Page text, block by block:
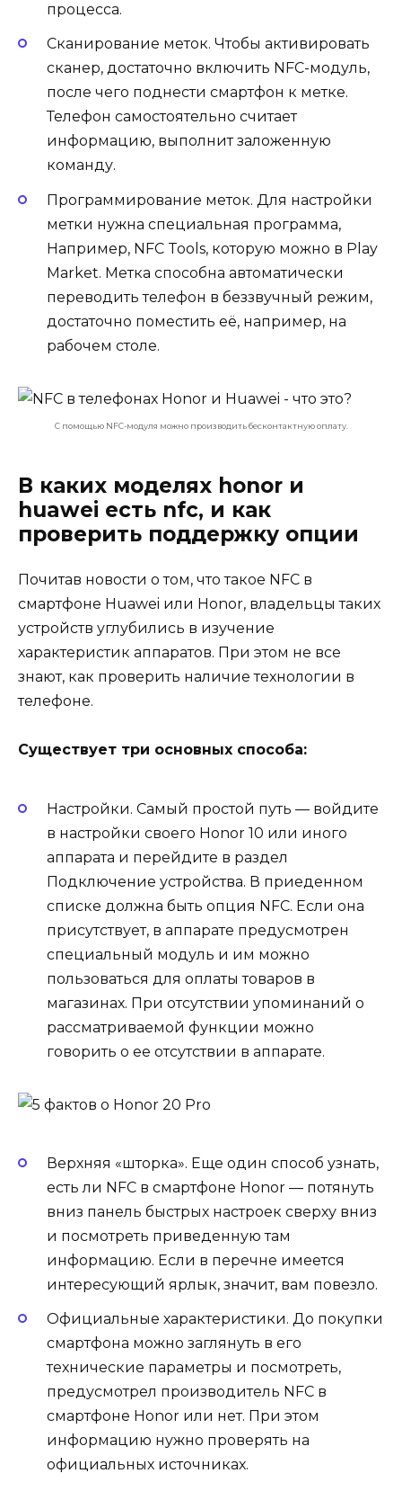
процесса.
Сканирование меток. Чтобы активировать
сканер, достаточно включить NFC-модуль,
после чего поднести смартфон к метке.
Телефон самостоятельно считает
информацию, выполнит заложенную
команду.
Программирование меток. Для настройки
метки нужна специальная программа,
Например, NFC Tools, которую можно в Play
Market. Метка способна автоматически
переводить телефон в беззвучный режим,
достаточно поместить её, например, на
рабочем столе.
С помощью NFC-модуля можно производить бесконтактную оплату.
В каких моделях honor и
huawei есть nfc, и как
проверить поддержку опции
Почитав новости о том, что такое NFC в
смартфоне Huawei или Honor, владельцы таких
устройств углубились в изучение
характеристик аппаратов. При этом не все
знают, как проверить наличие технологии в
телефоне.
Существует три основных способа:
Настройки. Самый простой путь — войдите
в настройки своего Honor 10 или иного
аппарата и перейдите в раздел
Подключение устройства. В приеденном
списке должна быть опция NFC. Если она
присутствует, в аппарате предусмотрен
специальный модуль и им можно
пользоваться для оплаты товаров в
магазинах. При отсутствии упоминаний о
рассматриваемой функции можно
говорить о ее отсутствии в аппарате.
Верхняя «шторка». Еще один способ узнать,
есть ли NFC в смартфоне Honor — потянуть
вниз панель быстрых настроек сверху вниз
и посмотреть приведенную там
информацию. Если в перечне имеется
интересующий ярлык, значит, вам повезло.
Официальные характеристики. До покупки
смартфона можно заглянуть в его
технические параметры и посмотреть,
предусмотрел производитель NFC в
смартфоне Honor или нет. При этом
информацию нужно проверять на
официальных источниках.